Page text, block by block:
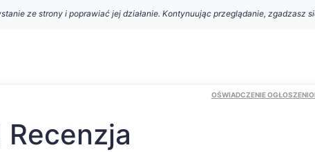
ze strony i poprawiać jej działanie. Kontynuując przeglądanie, zgadzasz
OŚWIADCZENIE
Recenzja